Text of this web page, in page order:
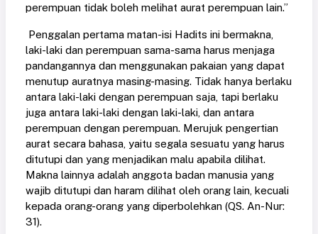
perempuan tidak boleh melihat aurat perempuan lain.”
Penggalan pertama matan-isi Hadits ini bermakna,
laki-laki dan perempuan sama-sama harus menjaga
pandangannya dan menggunakan pakaian yang dapat
menutup auratnya masing-masing. Tidak hanya berlaku
antara laki-laki dengan perempuan saja, tapi berlaku
juga antara laki-laki dengan laki-laki, dan antara
perempuan dengan perempuan. Merujuk pengertian
aurat secara bahasa, yaitu segala sesuatu yang harus
ditutupi dan yang menjadikan malu apabila dilihat.
Makna lainnya adalah anggota badan manusia yang
wajib ditutupi dan haram dilihat oleh orang lain, kecuali
kepada orang-orang yang diperbolehkan (QS. An-Nur:
31).